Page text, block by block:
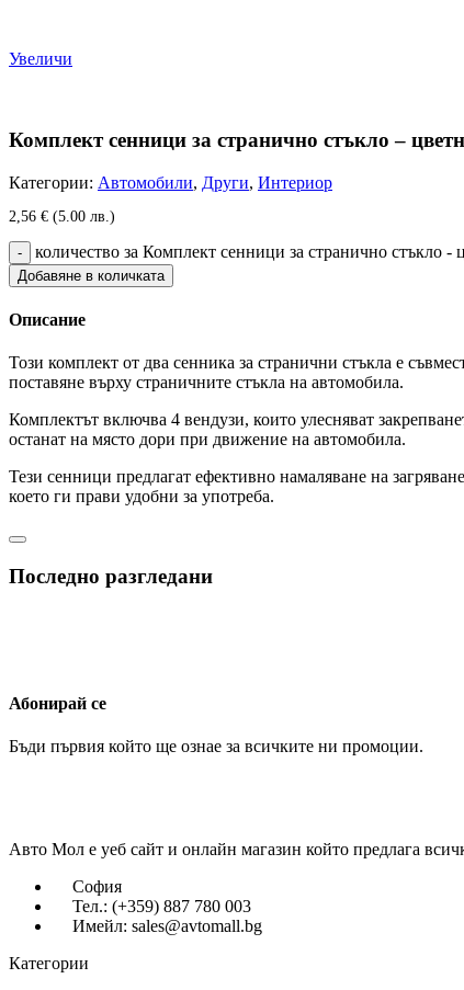
Увеличи
Комплект сенници за странично стъкло –
Категории: Автомобили, Други, Интериор
2,56 € (5.00 лв.)
количество за Комплект сенници за странично стъкло -
Добавяне в количката
Описание
Този комплект от два сенника за странични стъкла е
поставяне върху страничните стъкла на автомобила.
Комплектът включва 4 вендузи, които улесняват
останат на място дори при движение на автомобила.
Тези сенници предлагат ефективно намаляване на
което ги прави удобни за употреба.
Последно разгледани
Абонирай се
Бъди първия който ще ознае за всичките ни промоции.
Авто Мол е уеб сайт и онлайн магазин който предлага
София
Тел.: (+359) 887 780 003
Имейл: sales@avtomall.bg
Категории